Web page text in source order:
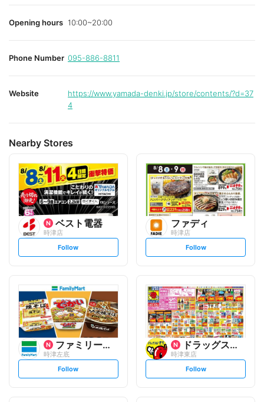
Opening hours 10:00~20:00
Phone Number 095-886-8811
Website
https://www.yamada-denki.jp/store/contents/?d=37
4
Nearby Stores
ベスト電器
時津店
s
t
l
o
w
Follow
ファディ
時津店
s
t
l
o
w
Follow
ファミリーマート
時津左底
s
t
Follow
ドラッグストアモリ
時津東店
s
t
Follow